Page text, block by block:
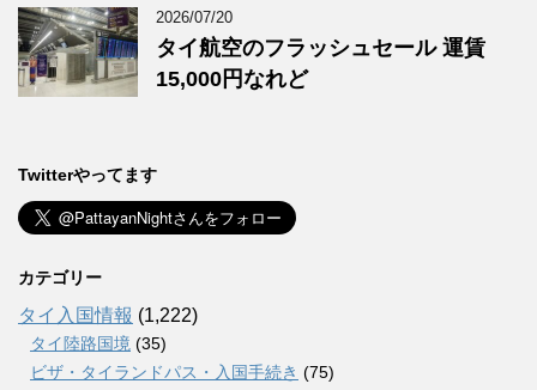
2026/07/20
タイ航空のフラッシュセール 運賃
15,000円なれど
Twitterやってます
カテゴリー
タイ入国情報 (1,222)
タイ陸路国境 (35)
ビザ・タイランドパス・入国手続き (75)